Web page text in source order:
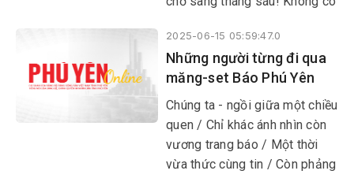
trường mới nghỉ. Và khi ngôi
trường thường nhật ồn ào
bỗng chốc trở nên yên tĩnh dài
hơi: cổng chính đóng, lá vàng
rơi, trống trường phủ bụi nằm
im nghe chim lích rích chuyền
cành mới xem như hè thật sự
2025-06-15 05:59:47.0
Những người từng đi qua
măng-set Báo Phú Yên
​​​​​​​Chúng ta - ngồi giữa một chiều
quen / Chỉ khác ánh nhìn còn
vương trang báo / Một thời
vừa thức cùng tin / Còn phảng